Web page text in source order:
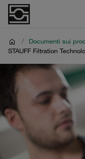
/ Documenti sui
STAUFF Filtration